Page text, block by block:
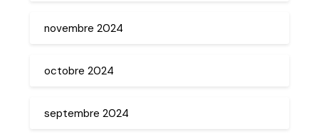
novembre 2024
octobre 2024
septembre 2024